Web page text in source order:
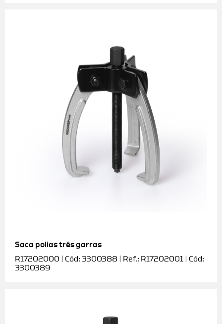
Saca polias três garras
R17202000 | Cód: 3300388 | Ref.: R17202001 | Cód:
3300389